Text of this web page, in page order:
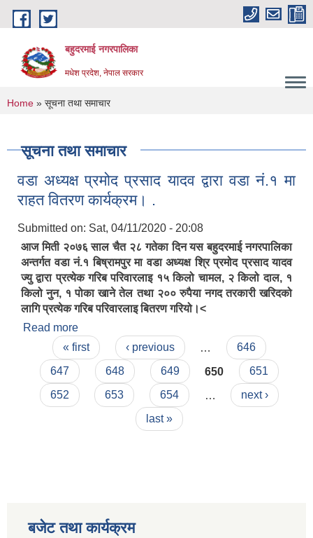
Skip to main content
बहुदरमाई नगरपालिका
मधेश प्रदेश, नेपाल सरकार
You are here
Home » सूचना तथा समाचार
सूचना तथा समाचार
वडा अध्यक्ष प्रमोद प्रसाद यादव द्वारा वडा नं.१ मा
राहत वितरण कार्यक्रम। .
Submitted on: Sat, 04/11/2020 - 20:08
आज मिती २०७६ साल चैत २८ गतेका दिन यस बहुदरमाई नगरपालिका
अन्तर्गत वडा नं.१ बिष्रामपुर मा वडा अध्यक्ष श्रि प्रमोद प्रसाद यादव
ज्यु द्वारा प्रत्येक गरिब परिवारलाइ १५ किलो चामल, २ किलो दाल, १
किलो नुन, १ पोका खाने तेल तथा २०० रुपैया नगद तरकारी खरिदको
लागि प्रत्येक गरिब परिवारलाइ बितरण गरियो।<
Read more
राहत वितरण कार्यक्रम। .
Pages« first ‹ previous
646
647
648 649 650
651
652
653 654
next ›
last »
बजेट तथा कार्यक्रम